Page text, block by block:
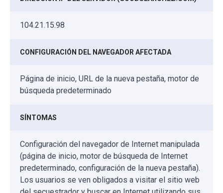
104.21.15.98
CONFIGURACIÓN DEL NAVEGADOR AFECTADA
Página de inicio, URL de la nueva pestaña, motor de
búsqueda predeterminado
SÍNTOMAS
Configuración del navegador de Internet manipulada
(página de inicio, motor de búsqueda de Internet
predeterminado, configuración de la nueva pestaña).
Los usuarios se ven obligados a visitar el sitio web